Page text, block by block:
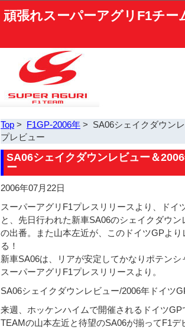
頑張れスーパーアグリF1チー
Top > F1GP-2006年 > SA06シェイクダウン
プレビュー
SA06シェイクダウンレビュー＆
ー
2006年07月22日
スーパーアグリF1プレスリリースより、ドイ
と、先日行われた新車SA06のシェイクダウ
の出番。また山本左近が、このドイツGPよ
る！
新車SA06は、リアが安定してかなりポテン
スーパーアグリF1プレスリリースより。
SA06シェイクダウンレビュー/2006年ドイツ
来週、ホッケンハイムで開催されるドイツ
TEAMの山本左近と待望のSA06が揃ってF1デ